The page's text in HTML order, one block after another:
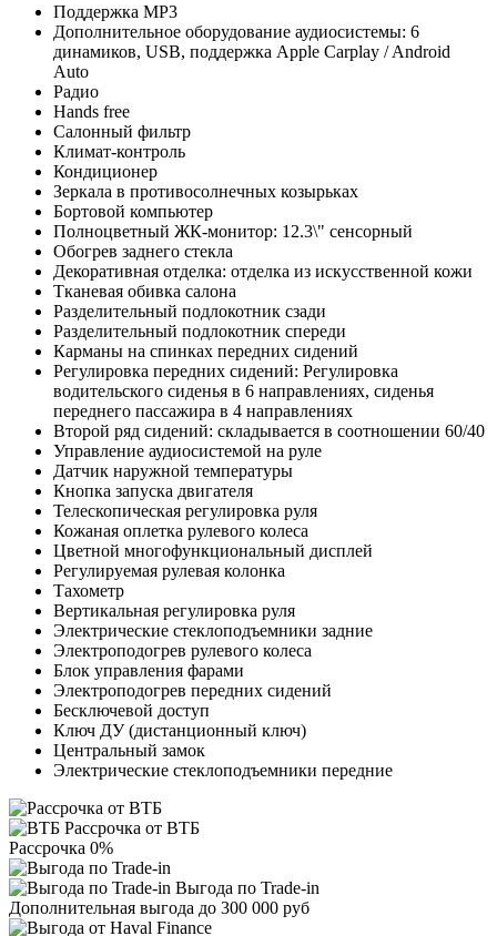
Поддержка MP3
Дополнительное оборудование аудиосистемы: 6
динамиков, USB, поддержка Apple Carplay / Android
Auto
Радио
Hands free
Салонный фильтр
Климат-контроль
Кондиционер
Зеркала в противосолнечных козырьках
Бортовой компьютер
Полноцветный ЖК-монитор: 12.3\" сенсорный
Обогрев заднего стекла
Декоративная отделка: отделка из искусственной кожи
Тканевая обивка салона
Разделительный подлокотник сзади
Разделительный подлокотник спереди
Карманы на спинках передних сидений
Регулировка передних сидений: Регулировка
водительского сиденья в 6 направлениях, сиденья
переднего пассажира в 4 направлениях
Второй ряд сидений: складывается в соотношении 60/40
Управление аудиосистемой на руле
Датчик наружной температуры
Кнопка запуска двигателя
Телескопическая регулировка руля
Кожаная оплетка рулевого колеса
Цветной многофункциональный дисплей
Регулируемая рулевая колонка
Тахометр
Вертикальная регулировка руля
Электрические стеклоподъемники задние
Электроподогрев рулевого колеса
Блок управления фарами
Электроподогрев передних сидений
Бесключевой доступ
Ключ ДУ (дистанционный ключ)
Центральный замок
Электрические стеклоподъемники передние
Рассрочка от ВТБ
Рассрочка 0%
Выгода по Trade-in
Дополнительная выгода до 300 000 руб